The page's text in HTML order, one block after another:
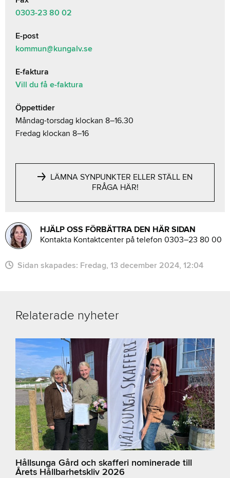
0303-23 80 02
E-post
kommun@kungalv.se
E-faktura
Vill du få e-faktura
Öppettider
Måndag-torsdag klockan 8–16.30
Fredag klockan 8–16
LÄMNA SYNPUNKTER ELLER STÄLL EN
FRÅGA HÄR!
HJÄLP OSS FÖRBÄTTRA DEN HÄR SIDAN
Kontakta Kontaktcenter på telefon 0303–23 80 00
Sidan skapades: fredag, 13 december 2024, 12:04
Relaterade nyheter
Hållsunga Gård och skafferi nominerade till
Årets Hållbarhetskliv 2026